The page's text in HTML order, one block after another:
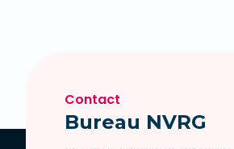
Contact
Bureau NVRG